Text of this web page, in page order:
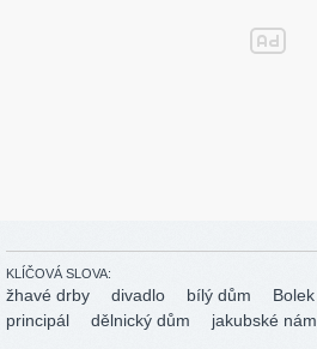
KLÍČOVÁ SLOVA:
žhavé drby divadlo bílý dům
principál
dělnický dům jakubské